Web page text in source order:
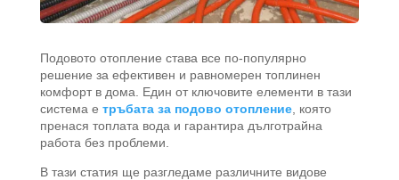
Подовото отопление става все по-популярно
решение за ефективен и равномерен топлинен
комфорт в дома. Един от ключовите елементи в тази
система е тръбата за подово отопление, която
пренася топлата вода и гарантира дълготрайна
работа без проблеми.
В тази статия ще разгледаме различните видове